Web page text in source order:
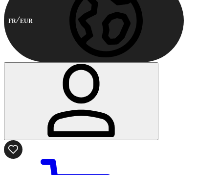
FR EUR